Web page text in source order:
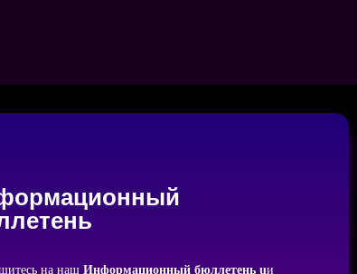
на нашИнформационный бюллетень uи